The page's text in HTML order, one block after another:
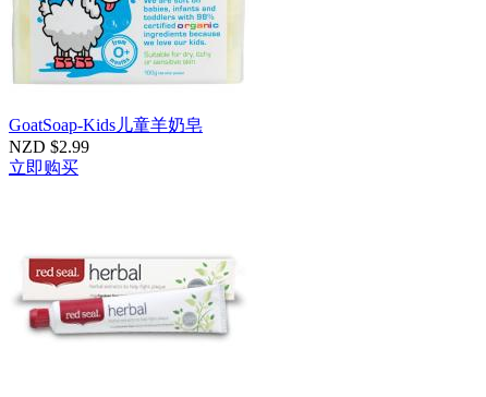
GoatSoap-Kids儿童羊奶皂
NZD $2.99
立即购买